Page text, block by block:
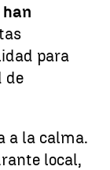
han
para
de
a la calma.
local,